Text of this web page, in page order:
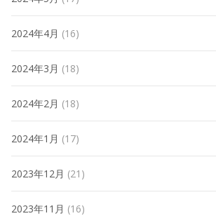
2024年4月 (16)
2024年3月 (18)
2024年2月 (18)
2024年1月 (17)
2023年12月 (21)
2023年11月 (16)